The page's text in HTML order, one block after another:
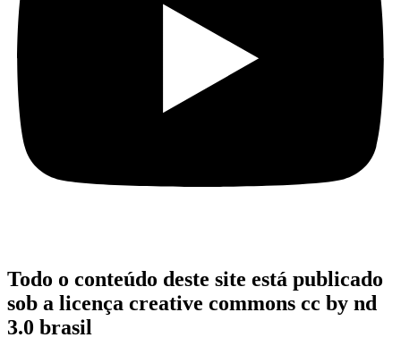
Todo o conteúdo deste site está publicado
sob a licença creative commons cc by nd
3.0 brasil